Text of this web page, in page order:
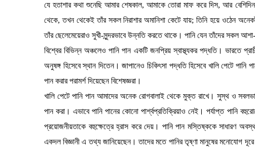
যে হতাশার কথা শুনেছি আমার শেষকাল, আমাকে তোরা মাফ করে দিস, আর
থেকে, তখন থেকেই তাঁর সকল নিরাশার অমানিশা কেটে যায়; তিনি হয়ে ওঠেন
তাঁর ছেলেমেয়েরাও সুখী-সুন্দরভাবে উন্নতি করতে থাকে। পানি যেন তাঁদের সকল
বিশ্বের বিভিন্ন অঞ্চলেও পানি পান একটি জনপ্রিয় স্বাস্থ্যকর পদ্ধতি। ভারতে
অনুষঙ্গ হিসেবে স্থান দিতেন। জাপানেও চিকিৎসা পদ্ধতি হিসেবে খালি পেটে
পান করার পরামর্শ দিয়েছেন বিশেষজ্ঞরা।
খালি পেটে পানি পান আমাদের অনেক রোগবালাই থেকে মুক্ত রাখে। সুস্থ ও
পান করা। এভাবে পানি পানের কোনো পার্শ্বপ্রতিক্রিয়াও নেই। পর্যাপ্ত পানি
প্রয়োজনীয়তাকে বহুক্ষেত্রে হ্রাস করে দেয়। পানি পান মস্তিষ্ককে সাধারণ
একদল বিজ্ঞানী এ তথ্য জানিয়েছেন। তাদের মতে পানির তৃষ্ণা মানুষের মনোযোগ